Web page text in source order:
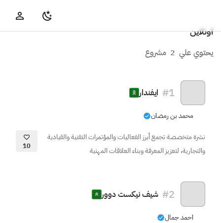
اونلاين
يحتوي علي 2 مشروع
#1 ايفندار
محمد بن رمضان
نشرة متخصصة تجمع أبرز الفعاليات والمؤتمرات التقنية والقيادية
والتجارية، لتعزيز المعرفة وبناء العلاقات المهنية
10
#2 شيف نيكست دوور
احمد جمال